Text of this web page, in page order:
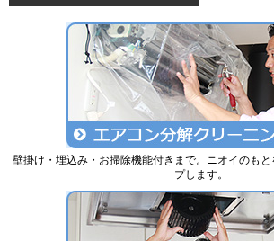
壁掛け・埋込み・お掃除機能付きまで。ニオイのも
プします。